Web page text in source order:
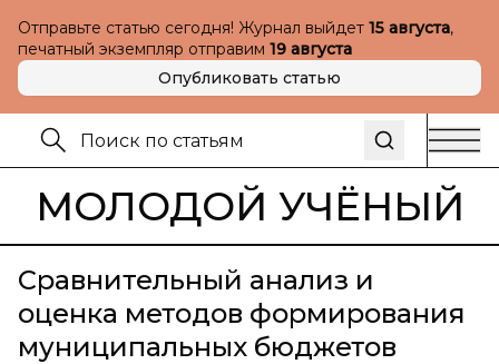
Отправьте статью сегодня! Журнал выйдет 15 августа,
печатный экземпляр отправим 19 августа
Опубликовать статью
МОЛОДОЙ УЧЁНЫЙ
Сравнительный анализ и
оценка методов формирования
муниципальных бюджетов